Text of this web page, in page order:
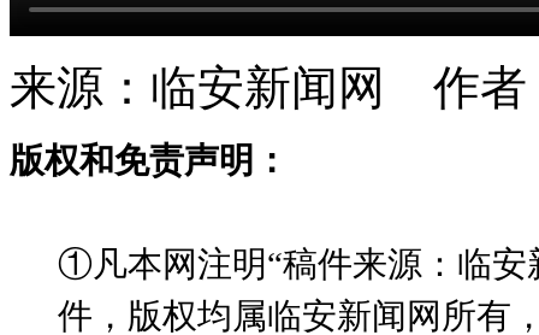
来源：临安新闻网 作
版权和免责声明：
①凡本网注明“稿件来源：临安
件，版权均属临安新闻网所有